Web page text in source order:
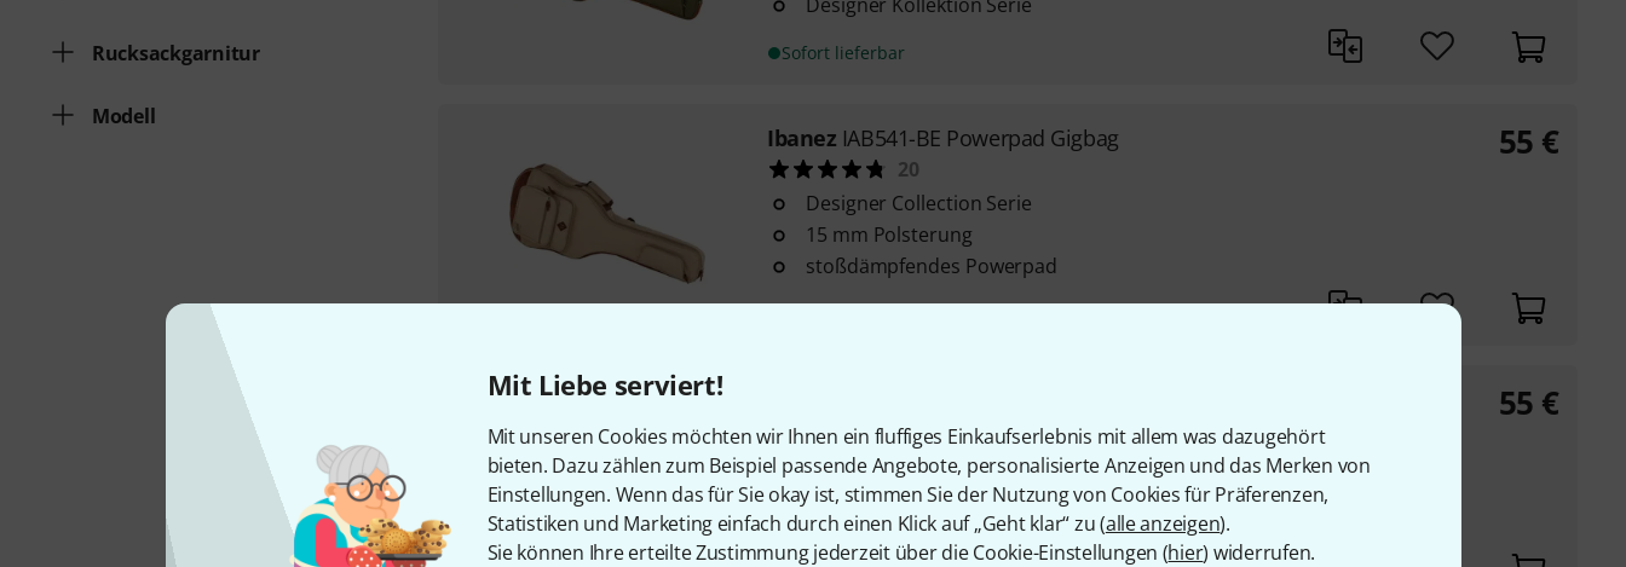
Mit Liebe serviert!
Mit unseren Cookies möchten wir Ihnen ein fluffiges Einkaufserlebnis mit allem was dazugehört
bieten. Dazu zählen zum Beispiel passende Angebote, personalisierte Anzeigen und das Merken von
Einstellungen. Wenn das für Sie okay ist, stimmen Sie der Nutzung von Cookies für Präferenzen,
Statistiken und Marketing einfach durch einen Klick auf „Geht klar“ zu (alle anzeigen).
Sie können Ihre erteilte Zustimmung jederzeit über die Cookie-Einstellungen (hier) widerrufen.
Rucksackgarnitur
Modell
Sofort lieferbar
Ibanez IAB541-BE Powerpad Gigbag
20
Designer Collection Serie
15 mm Polsterung
stoßdämpfendes Powerpad
55 €
15
Designer Kollektion Serie
15 mm dicke Polsterung
stoßdämpfendes Powerpad
55 €